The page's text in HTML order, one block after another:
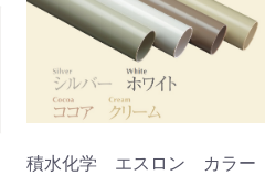
積水化学 エスロン カラー